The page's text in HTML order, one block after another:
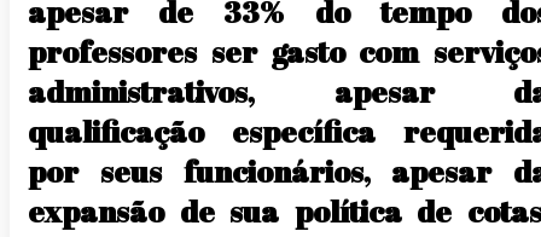
apesar de 33% do tempo
professores ser gasto com
administrativos, apesar
qualificação específica
por seus funcionários, apesar
expansão de sua política de